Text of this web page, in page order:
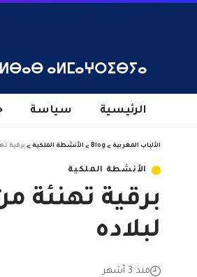
ⴰⵍⵎⴰⵖⵔⵉⴱⵢⴰ
الرئيسية سياسة
الألباب المغربية >
Blog
> الأنشطة الملكية > برقية
الأنشطة الملكية
برقية تهنئة
لبلاده
منذ 3 أشهر